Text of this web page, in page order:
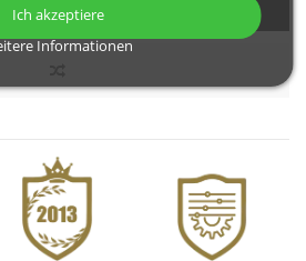
Informationen
Ich akzeptiere